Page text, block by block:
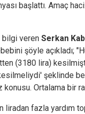
başlattı. Amaç
veren Serkan
şöyle açıkladı;
(3180 lira)
şeklinde
konusu. Ortalama bir
liradan fazla yardım